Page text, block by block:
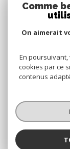
Nos
Comme
On aimerait
En
cookies par ce
contenus